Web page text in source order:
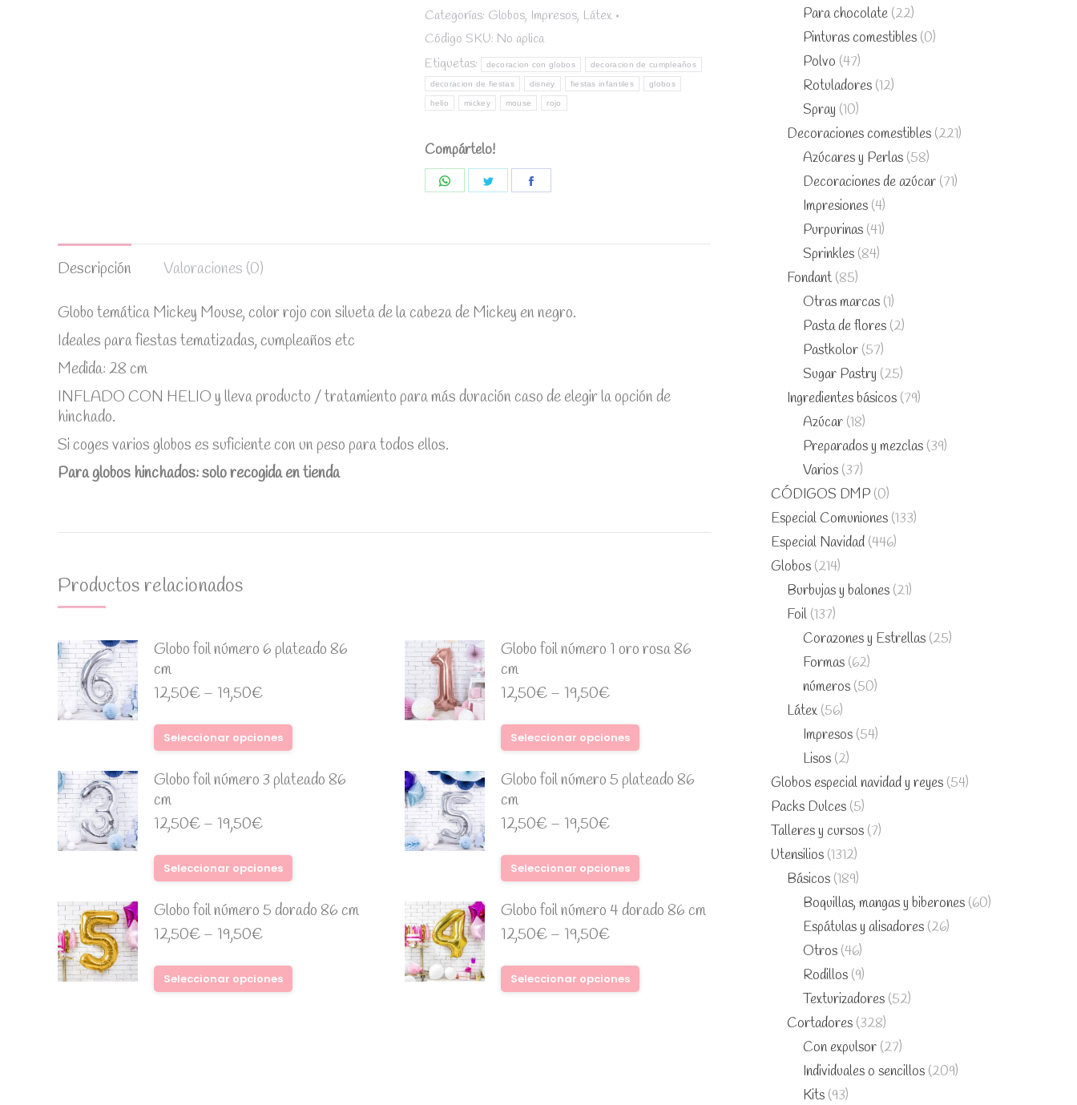
con
cabeza
negra
quantity
Categorías: Globos, Impresos, Látex
Código SKU: No aplica
Etiquetas:
decoracion con globos decoracion de cumpleaños
decoracion de fiestas disney fiestas infantiles globos
helio mickey mouse rojo
Compártelo!
Share
Share
Descripción Valoraciones (0)
Globo temática Mickey Mouse, color rojo con silueta de la cabeza de Mickey en negro.
Ideales para fiestas tematizadas, cumpleaños etc
Medida: 28 cm
INFLADO CON HELIO y lleva producto / tratamiento para más duración caso de elegir la opción de
hinchado.
Si coges varios globos es suficiente con un peso para todos ellos.
Para globos hinchados: solo recogida en tienda
Productos relacionados
Globo foil número 6 plateado 86
cm
12,50€– 19,50€
Seleccionar opciones
Globo foil número 1 oro rosa 86
cm
12,50€– 19,50€
Seleccionar opciones
Globo foil número 3 plateado 86
cm
12,50€– 19,50€
Seleccionar opciones
Globo foil número 5 plateado 86
cm
12,50€– 19,50€
Seleccionar opciones
Globo foil número 5 dorado 86 cm
12,50€– 19,50€
Seleccionar opciones
Globo foil número 4 dorado 86 cm
12,50€– 19,50€
Seleccionar opciones
Para chocolate (22)
Pinturas comestibles (0)
Polvo (47)
Rotuladores (12)
Spray (10)
Decoraciones comestibles (221)
Azúcares y Perlas (58)
Decoraciones de azúcar (71)
Impresiones (4)
Purpurinas (41)
Sprinkles (84)
Fondant (85)
Otras marcas (1)
Pasta de flores (2)
Pastkolor (57)
Sugar Pastry (25)
Ingredientes básicos (79)
Azúcar (18)
Preparados y mezclas (39)
Varios (37)
CÓDIGOS DMP (0)
Especial Comuniones (133)
Especial Navidad (446)
Globos (214)
Burbujas y balones (21)
Foil (137)
Corazones y Estrellas (25)
Formas (62)
números (50)
Látex (56)
Impresos (54)
Lisos (2)
Globos especial navidad y reyes (54)
Packs Dulces (5)
Talleres y cursos (7)
Utensilios (1312)
Básicos (189)
Boquillas, mangas y biberones (60)
Espátulas y alisadores (26)
Otros (46)
Rodillos (9)
Texturizadores (52)
Cortadores (328)
Con expulsor (27)
Individuales o sencillos (209)
Kits (93)